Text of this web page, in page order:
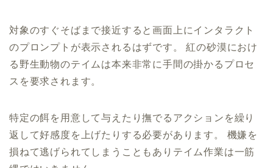
対象のすぐそばまで接近すると画面上にインタラクト
のプロンプトが表示されるはずです。 紅の砂漠におけ
る野生動物のテイムは本来非常に手間の掛かるプロセ
スを要求されます。
特定の餌を用意して与えたり撫でるアクションを繰り
返して好感度を上げたりする必要があります。 機嫌を
損ねて逃げられてしまうこともありテイム作業は一筋